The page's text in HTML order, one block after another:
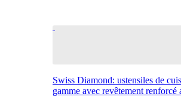
Swiss Diamond: ustensiles de
gamme avec revêtement renforcé